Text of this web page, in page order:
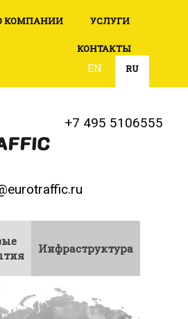
КОМПАНИИ УСЛУГИ
КОНТАКТЫ
EN RU
+7 495 5106555
Инфраструктура